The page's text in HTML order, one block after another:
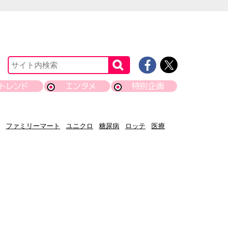
トレンド エンタメ 特別企画
ファミリーマート ユニクロ 糖尿病 ロッテ
医療